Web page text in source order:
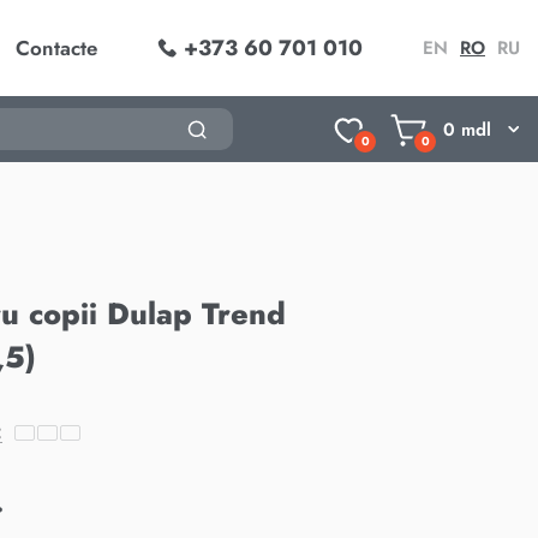
Contacte +373 60 701 010 EN RO RU
0 0 0 mdl
copii Dulap Trend